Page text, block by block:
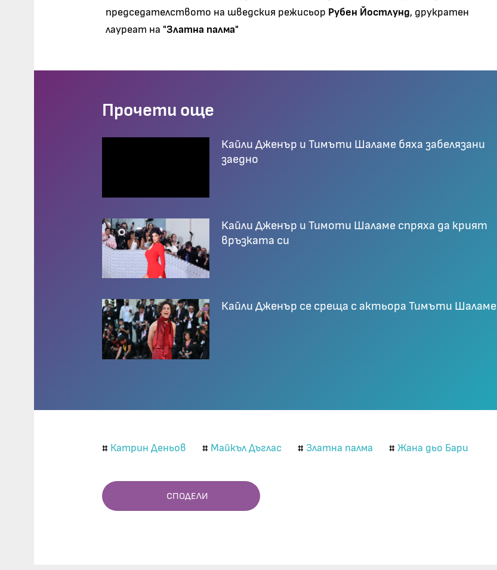
председателството на шведския режисьор Рубен Йостлунд, друкратен
лауреат на "Златна палма"
Прочети още
Кайли Дженър и Тимъти Шаламе бяха забелязани
заедно
Кайли Дженър и Тимоти Шаламе спряха да крият
връзката си
Кайли Дженър се среща с актьора Тимъти Шаламе
# Катрин Деньов # Майкъл Дъглас # Златна палма # Жана дьо Бари
СПОДЕЛИ